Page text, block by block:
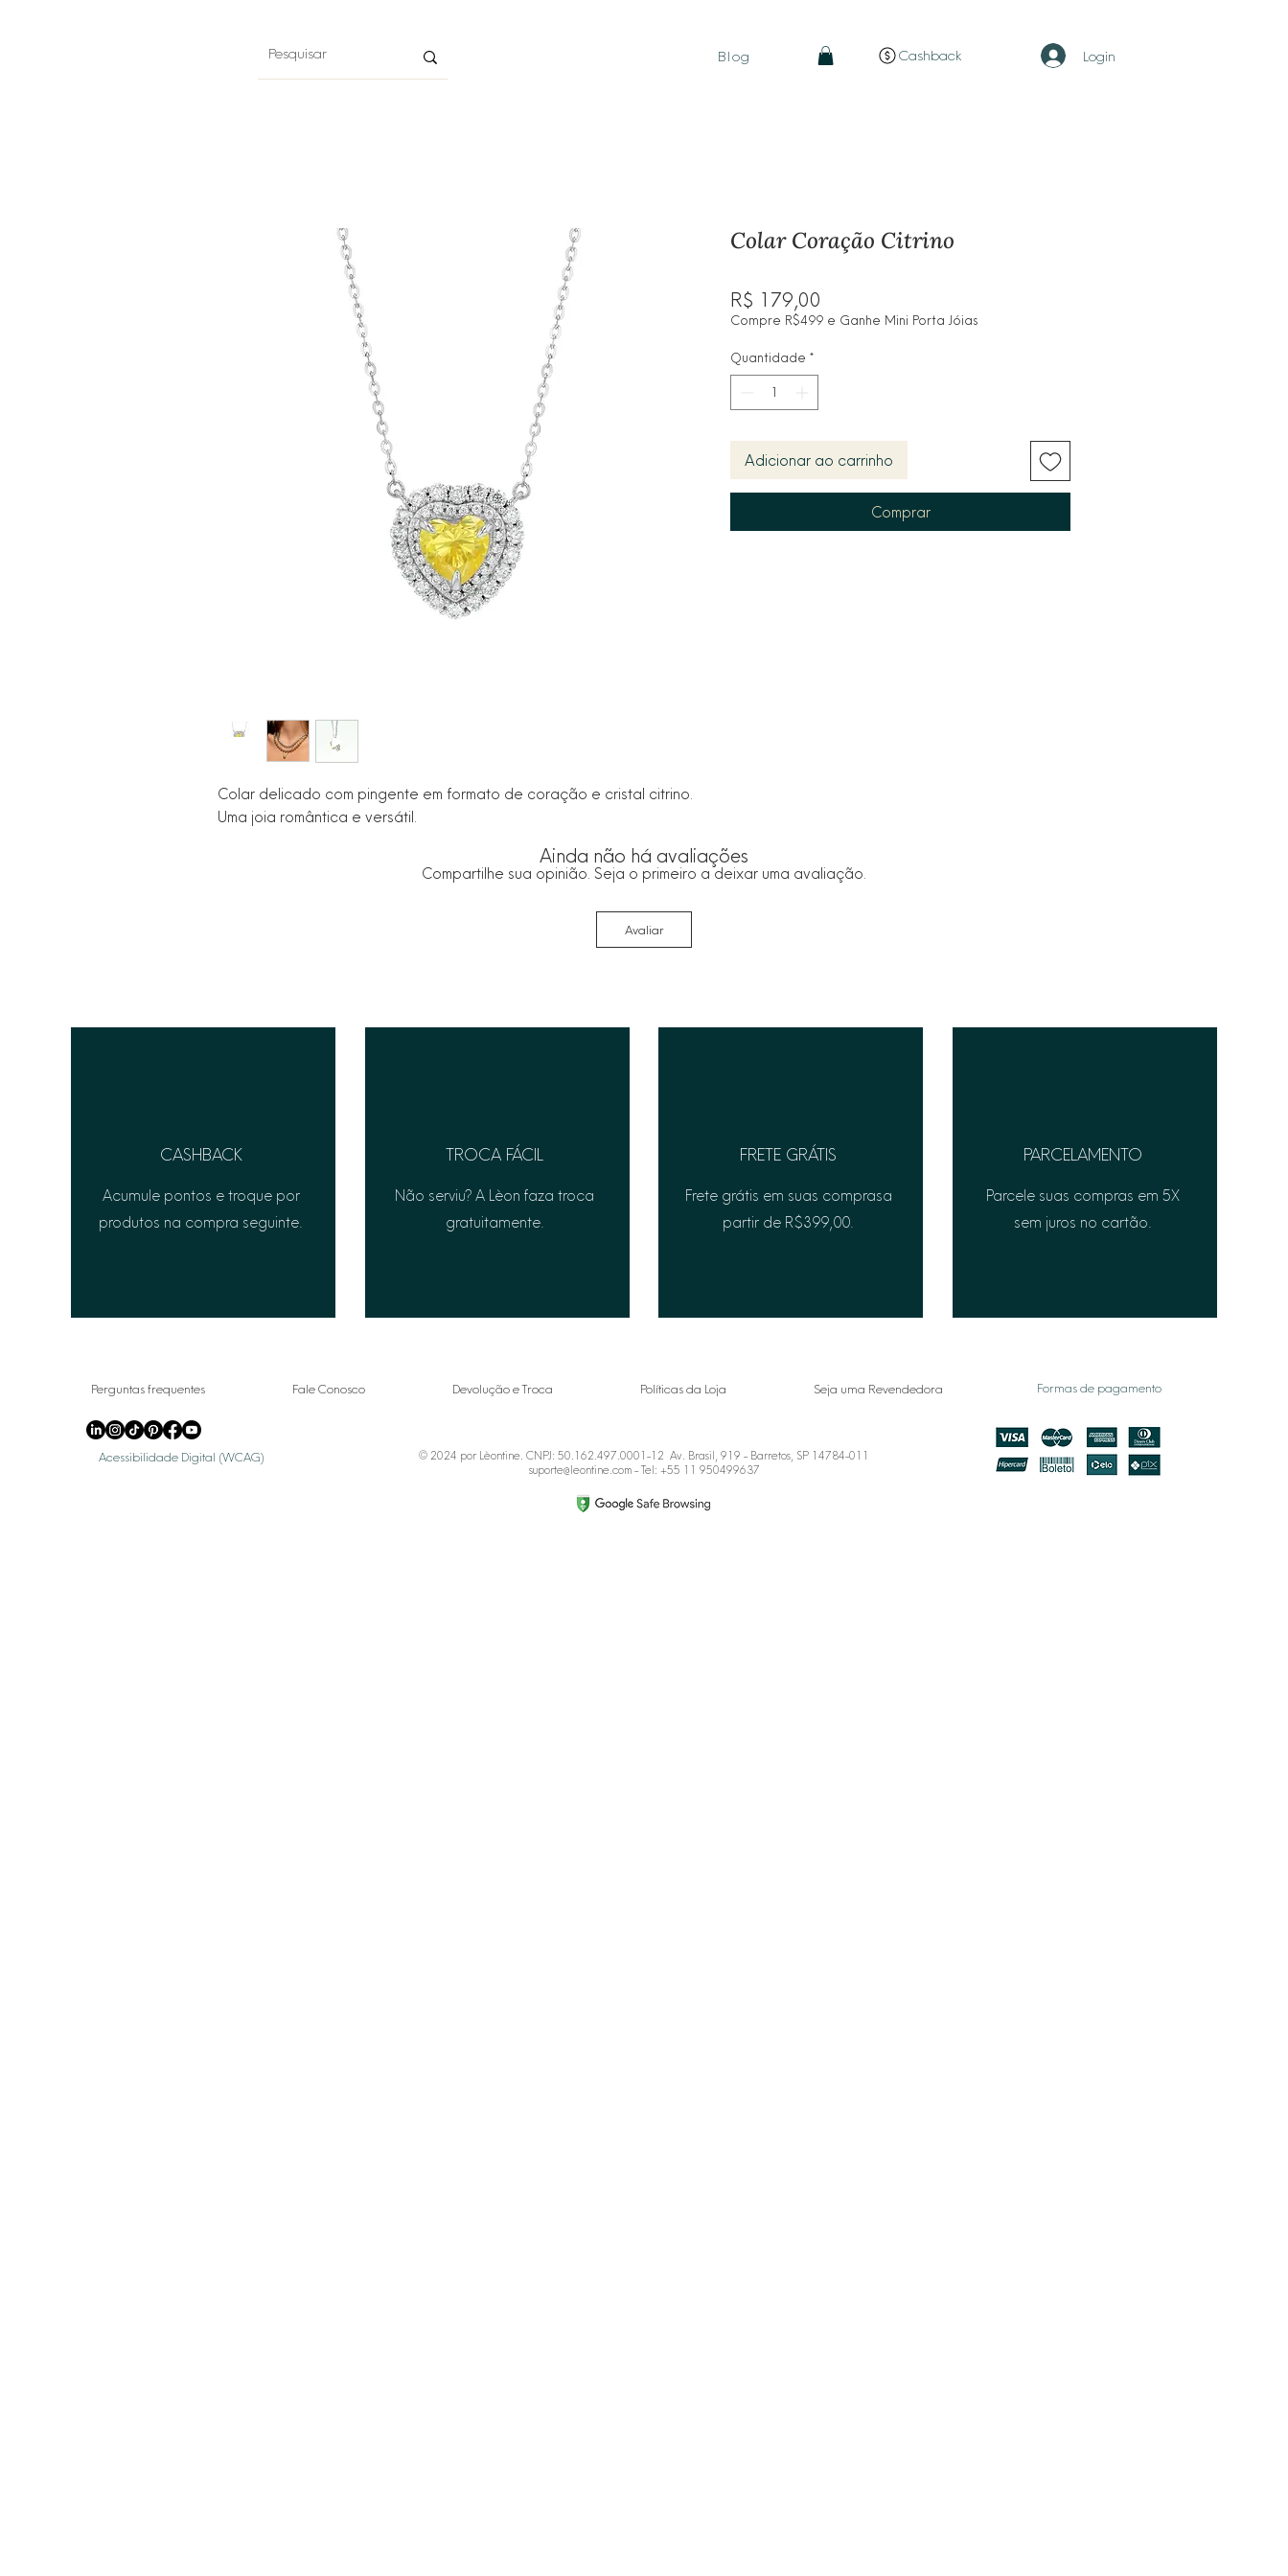
Blog Cashback Login
Colar delicado com pingente em formato de coração e cristal citrino.
Uma joia romântica e versátil.
Colar Coração Citrino
R$ 179,00
Compre R$499 e Ganhe Mini Porta Jóias
Quantidade *
Adicionar ao carrinho
Comprar
Ainda não há avaliações
Compartilhe sua opinião. Seja o primeiro a deixar uma avaliação.
Avaliar
PARCELAMENTO
Parcele suas compras em 5X
sem juros no cartão.
FRETE GRÁTIS
Frete grátis em suas comprasa
partir de R$399,00.
TROCA FÁCIL
Não serviu? A Lèon faza troca
gratuitamente.
CASHBACK
Acumule pontos e troque por
produtos na compra seguinte.
Formas de pagamento
Perguntas frequentes Fale Conosco Devolução e Troca Políticas da Loja Seja uma Revendedora
Acessibilidade Digital (WCAG)
© 2024 por Lèontine. CNPJ: 50.162.497.0001-12 Av. Brasil, 919 - Barretos, SP 14784-011
suporte@leontine.com- Tel: +55 11 950499637